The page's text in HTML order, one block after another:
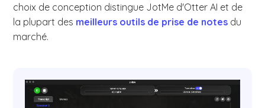
choix de conception distingue JotMe d'Otter AI et de
la plupart des meilleurs outils de prise de notes du
marché.